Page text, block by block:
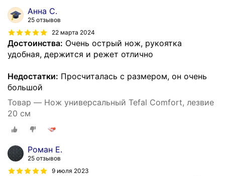
Анна С.
25 отзывов
22 марта 2024
Достоинства: Очень острый нож, рукоятка
удобная, держится и режет отлично
Недостатки: Просчиталась с размером, он очень
большой
Товар — Нож универсальный Tefal Comfort, лезвие
20 см
Роман Е.
25 отзывов
9 июля 2023